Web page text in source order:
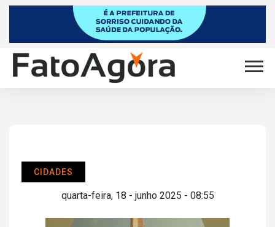
CIDADES
quarta-feira, 18 - junho 2025 - 08:55